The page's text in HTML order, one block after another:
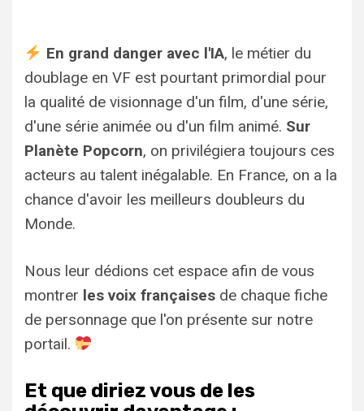
En grand danger avec l'IA, le métier du
doublage en VF est pourtant primordial pour
la qualité de visionnage d'un film, d'une série,
d'une série animée ou d'un film animé. Sur
Planète Popcorn, on privilégiera toujours ces
acteurs au talent inégalable. En France, on a la
chance d'avoir les meilleurs doubleurs du
Monde.
Nous leur dédions cet espace afin de vous
montrer les voix françaises de chaque fiche
de personnage que l'on présente sur notre
portail.
Et que diriez vous de les